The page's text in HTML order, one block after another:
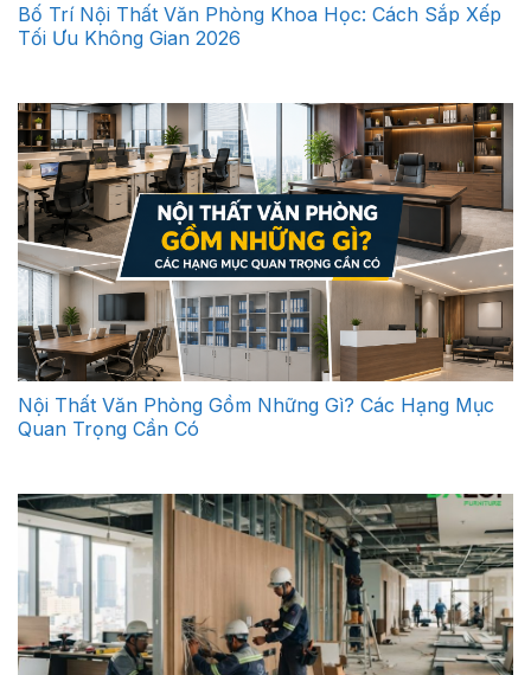
Bố Trí Nội Thất Văn Phòng Khoa Học: Cách Sắp Xếp
Tối Ưu Không Gian 2026
Nội Thất Văn Phòng Gồm Những Gì? Các Hạng Mục
Quan Trọng Cần Có